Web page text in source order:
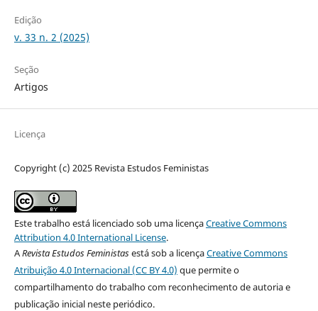
Edição
v. 33 n. 2 (2025)
Seção
Artigos
Licença
Copyright (c) 2025 Revista Estudos Feministas
Este trabalho está licenciado sob uma licençaCreative Commons
Attribution 4.0 International License.
ARevista Estudos Feministasestá sob a licençaCreative Commons
Atribuição 4.0 Internacional (CC BY 4.0) que permite o
compartilhamento do trabalho com reconhecimento de autoria e
publicação inicial neste periódico.